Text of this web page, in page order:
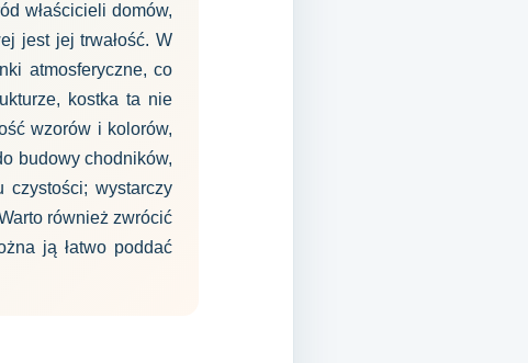
właścicieli domów,
jest jej trwałość. W
atmosferyczne, co
kostka ta nie
wzorów i kolorów,
budowy chodników,
czystości; wystarczy
również zwrócić
ją łatwo poddać